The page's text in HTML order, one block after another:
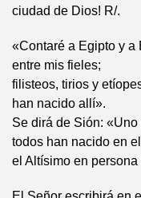
ciudad de Dios! R/.
«Contaré a Egipto y a
entre mis fieles;
filisteos, tirios y
han nacido allí».
Se dirá de Sión: «Uno
todos han nacido en
el Altísimo en